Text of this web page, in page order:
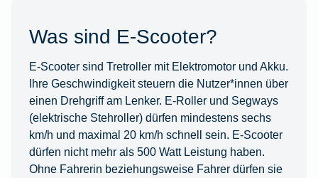
Was sind E-Scooter?
E-Scooter sind Tretroller mit Elektromotor und Akku.
Ihre Geschwindigkeit steuern die Nutzer*innen über
einen Drehgriff am Lenker. E-Roller und Segways
(elektrische Stehroller) dürfen mindestens sechs
km/h und maximal 20 km/h schnell sein. E-Scooter
dürfen nicht mehr als 500 Watt Leistung haben.
Ohne Fahrerin beziehungsweise Fahrer dürfen sie